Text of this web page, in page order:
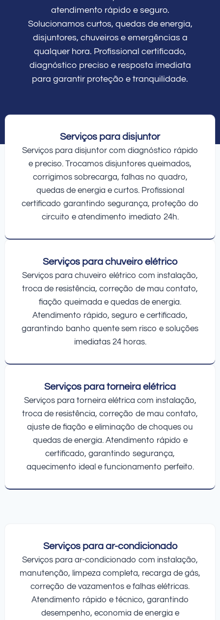
atendimento rápido e seguro.
Solucionamos curtos, quedas de energia,
disjuntores, chuveiros e emergências a
qualquer hora. Profissional certificado,
diagnóstico preciso e resposta imediata
para garantir proteção e tranquilidade.
Serviços para disjuntor
Serviços para disjuntor com diagnóstico rápido
e preciso. Trocamos disjuntores queimados,
corrigimos sobrecarga, falhas no quadro,
quedas de energia e curtos. Profissional
certificado garantindo segurança, proteção do
circuito e atendimento imediato 24h.
Serviços para chuveiro elétrico
Serviços para chuveiro elétrico com instalação,
troca de resistência, correção de mau contato,
fiação queimada e quedas de energia.
Atendimento rápido, seguro e certificado,
garantindo banho quente sem risco e soluções
imediatas 24 horas.
Serviços para torneira elétrica
Serviços para torneira elétrica com instalação,
troca de resistência, correção de mau contato,
ajuste de fiação e eliminação de choques ou
quedas de energia. Atendimento rápido e
certificado, garantindo segurança,
aquecimento ideal e funcionamento perfeito.
Serviços para ar-condicionado
Serviços para ar-condicionado com instalação,
manutenção, limpeza completa, recarga de gás,
correção de vazamentos e falhas elétricas.
Atendimento rápido e técnico, garantindo
desempenho, economia de energia e